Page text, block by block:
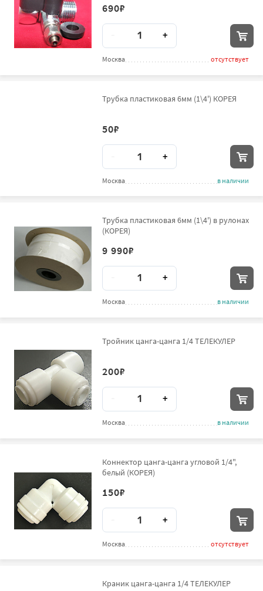
690₽
Количество
+
Москва отсутствует
Трубка пластиковая 6мм (1\4') КОРЕЯ
50₽
Количество
+
Москва в наличии
Трубка пластиковая 6мм (1\4') в рулонах
(КОРЕЯ)
9 990₽
Количество
+
Москва в наличии
Тройник цанга-цанга 1/4 ТЕЛЕКУЛЕР
200₽
Количество
+
Москва в наличии
Коннектор цанга-цанга угловой 1/4",
белый (КОРЕЯ)
150₽
Количество
+
Москва отсутствует
Краник цанга-цанга 1/4 ТЕЛЕКУЛЕР